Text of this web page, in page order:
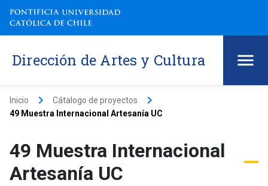
Dirección de Artes y Cultura
Inicio keyboard_arrow_right Cátalogo de proyectos keyboard_arrow_right
49 Muestra Internacional Artesanía UC
49 Muestra Internacional
Artesanía UC